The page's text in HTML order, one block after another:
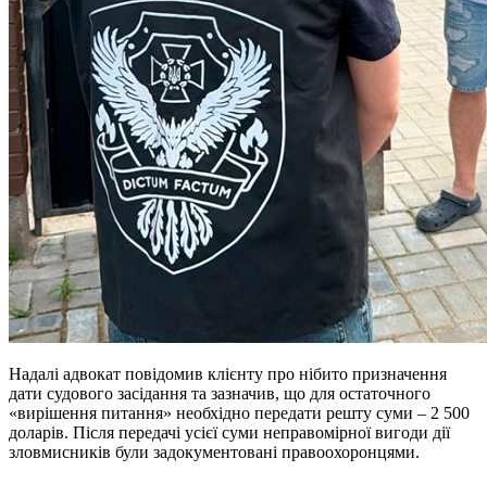
Надалі адвокат повідомив клієнту про нібито призначення
дати судового засідання та зазначив, що для остаточного
«вирішення питання» необхідно передати решту суми – 2 500
доларів. Після передачі усієї суми неправомірної вигоди дії
зловмисників були задокументовані правоохоронцями.